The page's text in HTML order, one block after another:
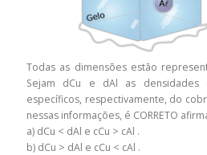
Todas as dimensões estão
Sejam dCu e dAl as
específicos, respectivamente, do
nessas informações, é CORRETO
a) dCu < dAl e cCu > cAl .
b) dCu > dAl e cCu < cAl .